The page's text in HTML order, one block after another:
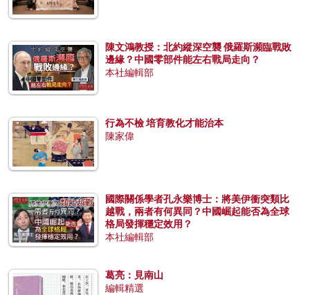
陳文鴻教授：北約縱深空襲 俄羅斯瀕臨戰敗
邊緣？中國零部件能左右戰局走向？
本社編輯部
行為不檢 培育教化才能治本
陳家偉
國際關係學者孔永樂博士：將美伊衝突類比
越戰，兩者有何異同？中國崛起能否為全球
格局發揮穩定效用？
本社編輯部
葛亮：見南山
編輯精選